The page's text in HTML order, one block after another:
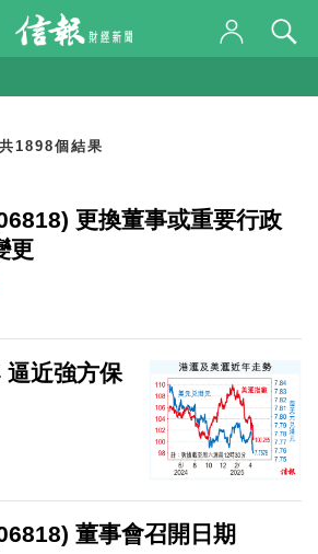
1898個結果
更換董事或重要行政
更
逼近強方保
董事會召開日期